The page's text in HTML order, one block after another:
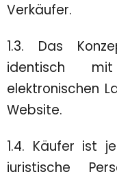
Verkäufer.
1.3. Das
identisch
elektronischen
Website.
1.4. Käufer ist
juristische